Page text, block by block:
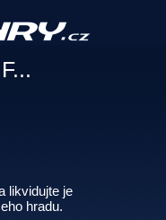
likvidujte je
hradu.